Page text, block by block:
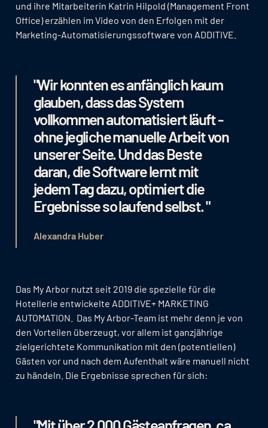
und ihre Mitarbeiterin Katrin Hilpold (Management Front
Office) erzählen im Video von den Erfolgen mit der
Marketing-Automatisierungssoftware von ADDITIVE.
"Wir konnten es anfänglich kaum
glauben, dass das System
vollkommen automatisiert läuft -
ohne jegliche manuelle Arbeit von
unserer Seite. Und das Beste
daran, die Software lernt mit
jedem Tag dazu, optimiert die
Ergebnisse so laufend selbst. "
Alexandra Huber
Das My Arbor nutzt seit 2019 die spezielle für die
Hotellerie entwickelte ADDITIVE+ MARKETING
AUTOMATION. Das My Arbor-Team ist mehr denn je von
den Vorteilen überzeugt, vor allem ist ganzjährige
zielgerichtete Kommunikation mit den (potentiellen)
Gästen vor und nach dem Aufenthalt wäre manuell nicht
zu händeln. Die Ergebnisse sprechen für sich: